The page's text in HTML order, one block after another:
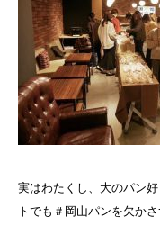
実はわたくし、大のパン
トでも＃岡山パンを欠か